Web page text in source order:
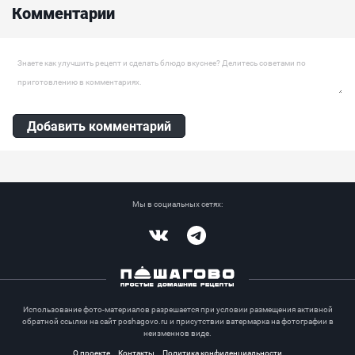
Комментарии
Оставить комментарий
Добавить комментарий
Мы в социальных сетях:
Использование фото-материалов разрешается при условии размещения активной
обратной ссылки на сайт poshagovo.ru и присутствии ватермарка на фотографии в
неизменнов виде.
О проекте
Контакты Политика конфиденциальности